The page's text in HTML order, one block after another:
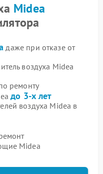
Midea
даже при отказе от
воздуха Midea
ремонту
до 3-х лет
воздуха Midea в
Midea